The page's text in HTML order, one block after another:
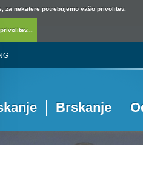
za nekatere potrebujemo vašo privolitev.
Brskanje